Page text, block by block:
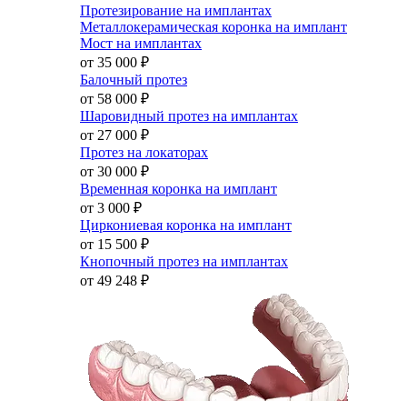
Протезирование на имплантах
Металлокерамическая коронка на имплант
Мост на имплантах
от 35 000 ₽
Балочный протез
от 58 000 ₽
Шаровидный протез на имплантах
от 27 000 ₽
Протез на локаторах
от 30 000 ₽
Временная коронка на имплант
от 3 000 ₽
Циркониевая коронка на имплант
от 15 500 ₽
Кнопочный протез на имплантах
от 49 248 ₽